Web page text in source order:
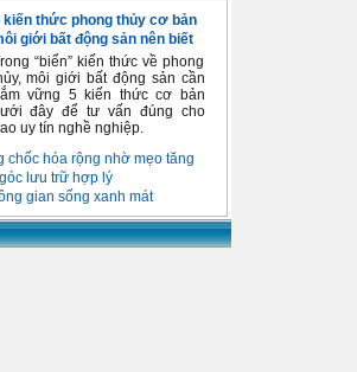
kiến thức phong thủy cơ bản
giới bất động sản nên biết
“biển” kiến thức về phong
môi giới bất động sản cần
vững 5 kiến thức cơ bản
đây để tư vấn đúng cho
uy tín nghề nghiệp.
chốc hóa rộng nhờ mẹo tăng
lưu trữ hợp lý
gian sống xanh mát